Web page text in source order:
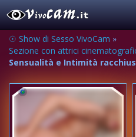
☉ Show di Sesso VivoCam »
Sezione con attrici
Sensualità e Intimità